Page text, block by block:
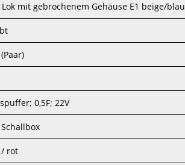
mit gebrochenem Gehäuse E1 beige/blau
0,5F; 22V
/ rot